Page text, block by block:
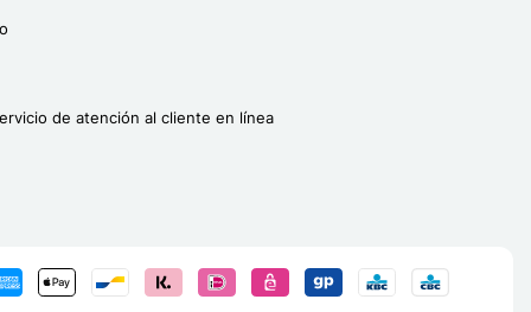
de atención al cliente en línea